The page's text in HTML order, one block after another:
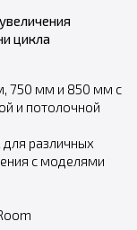
цикла
750 мм и 850 мм с
и потолочной
различных
с моделями